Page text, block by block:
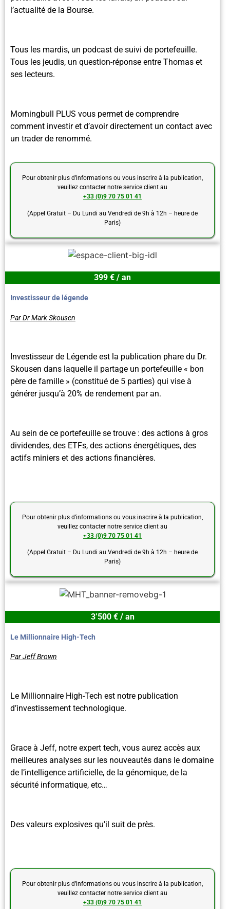
l’actualité de la Bourse.
Tous les mardis, un podcast de suivi de portefeuille.
Tous les jeudis, un question-réponse entre Thomas et
ses lecteurs.
Morningbull PLUS vous permet de comprendre
comment investir et d’avoir directement un contact avec
un trader de renommé.
Pour obtenir plus d’informations ou vous inscrire à la publication,
veuillez contacter notre service client au
+33 (0)9 70 75 01 41
(Appel Gratuit – Du Lundi au Vendredi de 9h à 12h – heure de
Paris)
399 € / an
Investisseur de légende
Par Dr Mark Skousen
Investisseur de Légende est la publication phare du Dr.
Skousen dans laquelle il partage un portefeuille « bon
père de famille » (constitué de 5 parties) qui vise à
générer jusqu’à 20% de rendement par an.
Au sein de ce portefeuille se trouve : des actions à gros
dividendes, des ETFs, des actions énergétiques, des
actifs miniers et des actions financières.
Pour obtenir plus d’informations ou vous inscrire à la publication,
veuillez contacter notre service client au
+33 (0)9 70 75 01 41
(Appel Gratuit – Du Lundi au Vendredi de 9h à 12h – heure de
Paris)
3’500 € / an
Le Millionnaire High-Tech
Par Jeff Brown
Le Millionnaire High-Tech est notre publication
d’investissement technologique.
Grace à Jeff, notre expert tech, vous aurez accès aux
meilleures analyses sur les nouveautés dans le domaine
de l’intelligence artificielle, de la génomique, de la
sécurité informatique, etc…
Des valeurs explosives qu’il suit de près.
Pour obtenir plus d’informations ou vous inscrire à la publication,
veuillez contacter notre service client au
+33 (0)9 70 75 01 41